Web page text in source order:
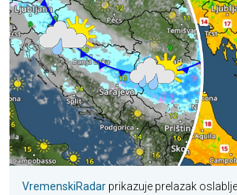
VremenskiRadar prikazuje prelazak